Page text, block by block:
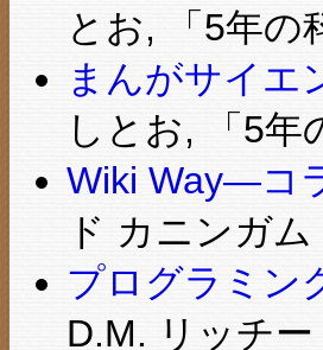
とお, 「5年の
まんがサイエ
しとお, 「5年
Wiki Way―コ
ド カニンガ
プログラミン
D.M. リッチ